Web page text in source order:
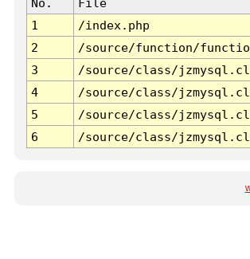
No. File
1
/index.php
2
/source/function/
3
/source/class/
4
/source/class/
5
/source/class/
6
/source/class/